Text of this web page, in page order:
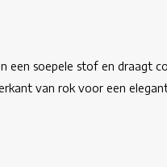
een soepele stof en draagt
van rok voor een